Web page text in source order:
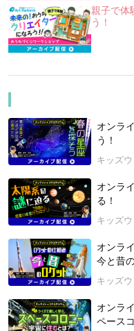
☆月着陸船って何？
☆どうして、そんなにも『
☆いつから月の探査をす
夜空を見上げると、その
そこにはいったいどんな
人々はなぜ「月」を目指
【今回の講座概要】
★今日の星空を楽しもう
★「月探査・月面開発」
★最新の「月面開発」
2025年4月19日 開催
親子で体
う！
オンラ
う！
キッズ
オンラ
る！
キッズ
オンラ
今と昔
キッズ
オンラ
ペース